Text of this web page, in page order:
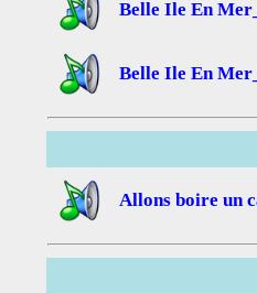
Belle Ile En
Belle Ile En
Allons boire un